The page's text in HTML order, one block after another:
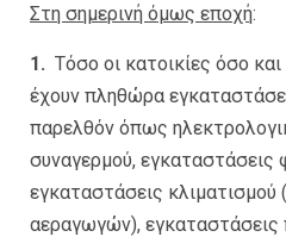
Στη σημερινή όμως εποχή:
1. Τόσο οι κατοικίες όσο
έχουν πληθώρα
παρελθόν όπως
συναγερμού, εγκαταστάσεις
εγκαταστάσεις
αεραγωγών), εγκαταστάσεις